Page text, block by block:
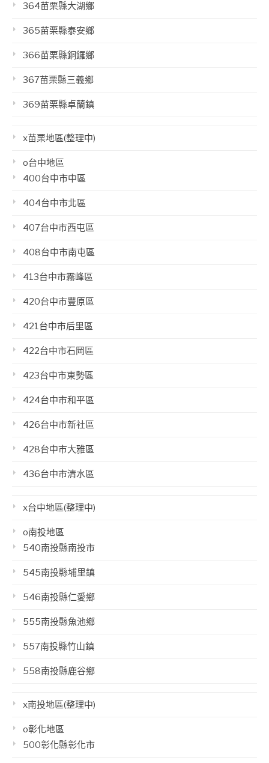
364苗栗縣大湖鄉
365苗栗縣泰安鄉
366苗栗縣銅鑼鄉
367苗栗縣三義鄉
369苗栗縣卓蘭鎮
x苗栗地區(整理中)
o台中地區
400台中市中區
404台中市北區
407台中市西屯區
408台中市南屯區
413台中市霧峰區
420台中市豐原區
421台中市后里區
422台中市石岡區
423台中市東勢區
424台中市和平區
426台中市新社區
428台中市大雅區
436台中市清水區
x台中地區(整理中)
o南投地區
540南投縣南投市
545南投縣埔里鎮
546南投縣仁愛鄉
555南投縣魚池鄉
557南投縣竹山鎮
558南投縣鹿谷鄉
x南投地區(整理中)
o彰化地區
500彰化縣彰化市